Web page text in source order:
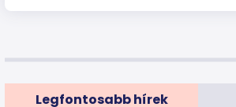
Legfontosabb hírek